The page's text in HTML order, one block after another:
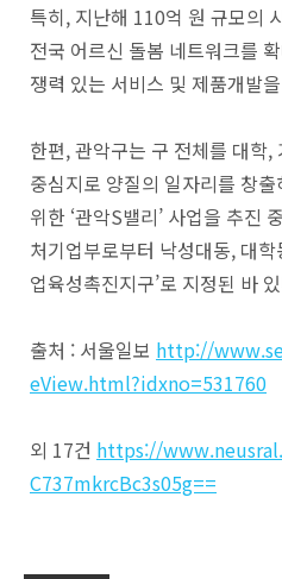
특히, 지난해 110억 원 규모의
전국 어르신 돌봄 네트워크를
쟁력 있는 서비스 및 제품개발
한편, 관악구는 구 전체를 대학,
중심지로 양질의 일자리를 창
위한 ‘관악S밸리’ 사업을 추진
처기업부로부터 낙성대동, 대
업육성촉진지구’로 지정된 바
출처 : 서울일보 http://
eView.html?idxno=531760
외 17건 https://
C737mkrcBc3s05g==